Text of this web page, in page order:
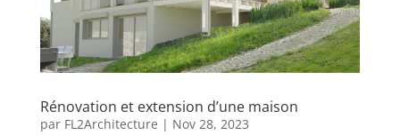
Rénovation et extension d’une maison
par FL2Architecture | Nov 28, 2023